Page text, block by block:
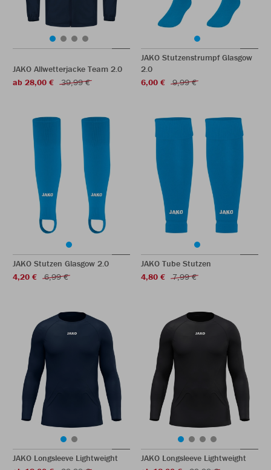
JAKO Allwetterjacke Team 2.0
ab 28,00 €
39,99 €
JAKO Stutzenstrumpf Glasgow
2.0
6,00 €
9,99 €
JAKO Stutzen Glasgow 2.0
4,20 €
6,99 €
JAKO Tube Stutzen
4,80 €
7,99 €
JAKO Longsleeve Lightweight
JAKO Longsleeve Lightweight